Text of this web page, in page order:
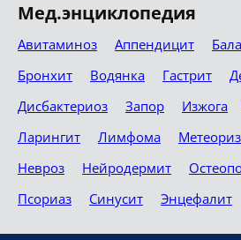
Мед.энциклопедия
Авитаминоз Аппендицит
Бронхит
Водянка Гастрит
Дисбактериоз
Запор Изжога
Ларингит
Лимфома
Невроз
Нейродермит
Псориаз
Синусит Энцефалит